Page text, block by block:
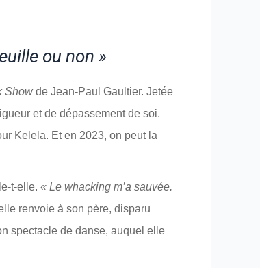
ou non »
Showde Jean-Paul Gaultier. Jetée
et de dépassement de soi.
Kelela. Et en 2023, on peut la
t-elle. « Le whacking m’a sauvée.
renvoie à son père, disparu
spectacle de danse, auquel elle